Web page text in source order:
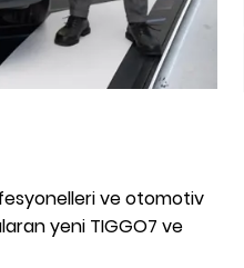
ve otomotiv
yeni TIGGO7 ve